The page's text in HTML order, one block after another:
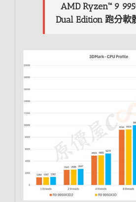
AMD Ryzen™ 9
Dual Edition 跑分軟